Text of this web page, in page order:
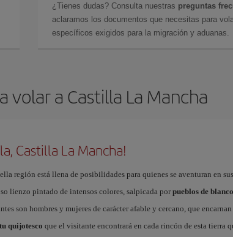
¿Tienes dudas? Consulta nuestras preguntas
aclaramos los documentos que necesitas para
específicos exigidos para la migración y aduanas.
a Castilla La Mancha
Castilla La Mancha!
región está llena de posibilidades para quienes se aventuran en
lienzo pintado de intensos colores, salpicada porpueblos de
son hombres y mujeres de carácter afable y cercano, que
quijotesco que el visitante encontrará en cada rincón de esta tierra